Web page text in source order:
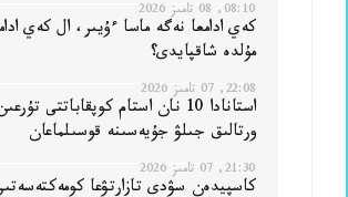
08:10, 08 تامىز 2026
كەي ادامعا نەگە ماسا ءۇيىر، ال كەي
مۇلدە شاقپايدى؟
22:08, 07 تامىز 2026
استانادا 10 نان استام كوپقاباتتى
ورتالىق جىلۋ جۇيەسىنە قوسىلماعان
21:30, 07 تامىز 2026
كاسپيدەن سۋدى تازارتۋعا